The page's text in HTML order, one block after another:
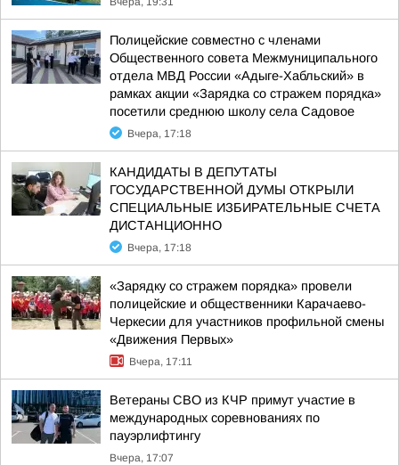
Полицейские совместно с членами
Общественного совета Межмуниципального
отдела МВД России «Адыге-Хабльский» в
рамках акции «Зарядка со стражем порядка»
посетили среднюю школу села Садовое
Вчера, 17:18
КАНДИДАТЫ В ДЕПУТАТЫ
ГОСУДАРСТВЕННОЙ ДУМЫ ОТКРЫЛИ
СПЕЦИАЛЬНЫЕ ИЗБИРАТЕЛЬНЫЕ СЧЕТА
ДИСТАНЦИОННО
Вчера, 17:18
«Зарядку со стражем порядка» провели
полицейские и общественники Карачаево-
Черкесии для участников профильной смены
«Движения Первых»
Вчера, 17:11
Ветераны СВО из КЧР примут участие в
международных соревнованиях по
пауэрлифтингу
Вчера, 17:07